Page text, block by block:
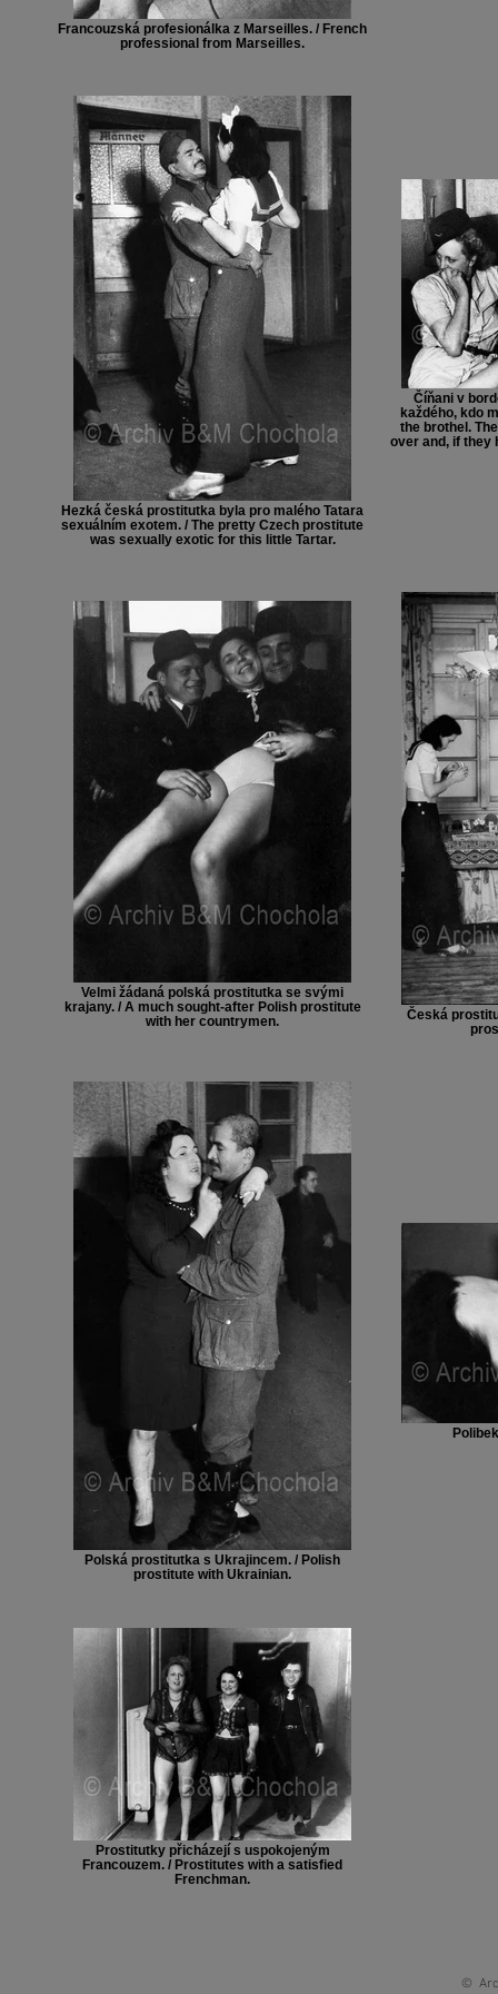
Francouzská profesionálka z Marseilles. / French
professional from Marseilles.
Hezká česká prostitutka byla pro malého Tatara
sexuálním exotem. / The pretty Czech prostitute
was sexually exotic for this little Tartar.
Číňani v
každého, kdo
the brothel.
over and, if they
Velmi žádaná polská prostitutka se svými
krajany. / A much sought-after Polish prostitute
with her countrymen.
Česká
Polská prostitutka s Ukrajincem. / Polish
prostitute with Ukrainian.
Prostitutky přicházejí s uspokojeným
Francouzem. / Prostitutes with a satisfied
Frenchman.
©